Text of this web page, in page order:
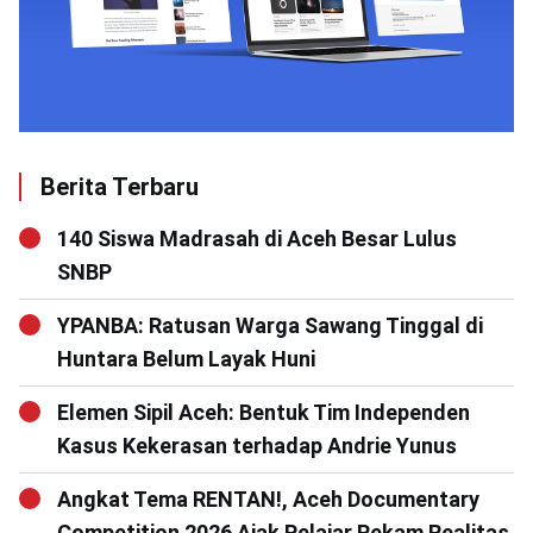
Berita Terbaru
140 Siswa Madrasah di Aceh Besar Lulus
SNBP
YPANBA: Ratusan Warga Sawang Tinggal di
Huntara Belum Layak Huni
Elemen Sipil Aceh: Bentuk Tim Independen
Kasus Kekerasan terhadap Andrie Yunus
Angkat Tema RENTAN!, Aceh Documentary